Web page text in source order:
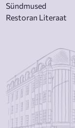
Sündmused
Restoran Literaat